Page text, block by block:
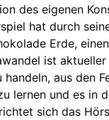
des eigenen
hat durch
Erde,
ist aktueller
aus den
lernen und es in
sich das